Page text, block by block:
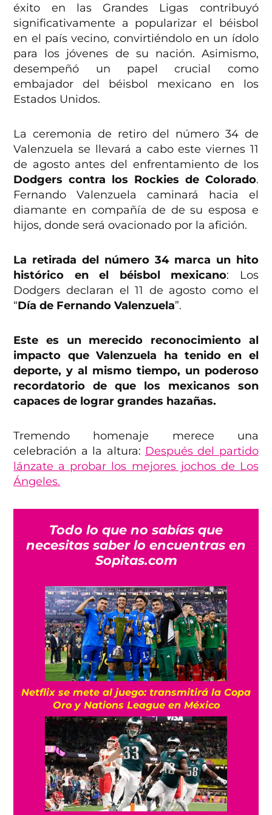
éxito en las Grandes Ligas contribuyó
significativamente a popularizar el béisbol
en el país vecino, convirtiéndolo en un ídolo
para los jóvenes de su nación. Asimismo,
desempeñó un papel crucial como
embajador del béisbol mexicano en los
Estados Unidos.
La ceremonia de retiro del número 34 de
Valenzuela se llevará a cabo este viernes 11
de agosto antes del enfrentamiento de los
Dodgers contra los Rockies de Colorado.
Fernando Valenzuela caminará hacia el
diamante en compañía de de su esposa e
hijos, donde será ovacionado por la afición.
La retirada del número 34 marca un hito
histórico en el béisbol mexicano: Los
Dodgers declaran el 11 de agosto como el
“Día de Fernando Valenzuela”.
Este es un merecido reconocimiento al
impacto que Valenzuela ha tenido en el
deporte, y al mismo tiempo, un poderoso
recordatorio de que los mexicanos son
capaces de lograr grandes hazañas.
Tremendo homenaje merece una
celebración a la altura: Después del partido
lánzate a probar los mejores jochos de Los
Ángeles.
Todo lo que no sabías que
necesitas saber lo encuentras en
Sopitas.com
Netflix se mete al juego: transmitirá la Copa
Oro y Nations League en México